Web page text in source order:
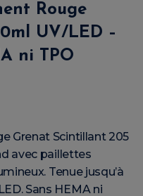
Rouge
UV/LED –
ni TPO
Grenat Scintillant 205
avec paillettes
Tenue jusqu’à
Sans HEMA ni